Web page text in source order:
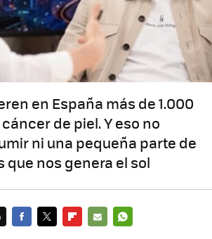
en España más de 1.000
de piel. Y eso no
ni una pequeña parte de
que nos genera el sol